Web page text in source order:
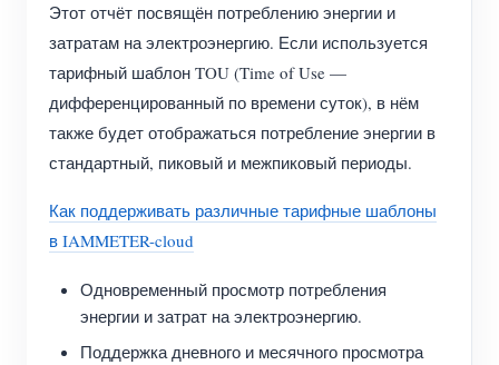
Этот отчёт посвящён потреблению энергии и
затратам на электроэнергию. Если используется
тарифный шаблон TOU (Time of Use —
дифференцированный по времени суток), в нём
также будет отображаться потребление энергии в
стандартный, пиковый и межпиковый периоды.
Как поддерживать различные тарифные шаблоны
в IAMMETER-cloud
Одновременный просмотр потребления
энергии и затрат на электроэнергию.
Поддержка дневного и месячного просмотра